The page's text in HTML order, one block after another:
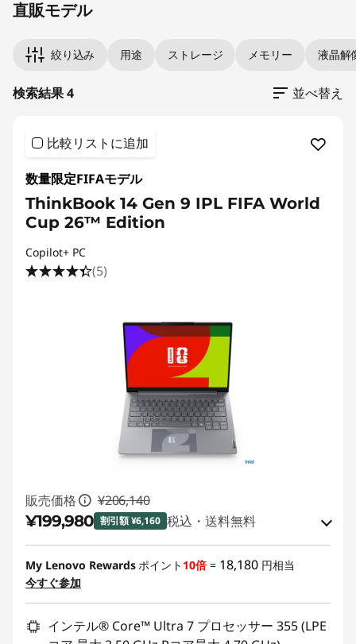
直販モデル
絞り込み 用途 ストレージ メモリー 液晶解
検索結果 4 並べ替え
比較リストに追加
数量限定FIFAモデル
ThinkBook 14 Gen 9 IPL FIFA World
Cup 26™ Edition
Copilot+ PC
(5)
販売価格 ¥206,140
¥199,980 割引額 ¥6,160 税込・送料無料
Eクーポン割引 :-¥6,160
Eクーポンコード :
My Lenovo Rewardsポイント 10倍= 18,180 円相当
今すぐ参加
インテル® Core™ Ultra 7 プロセッサー 355 (LPE